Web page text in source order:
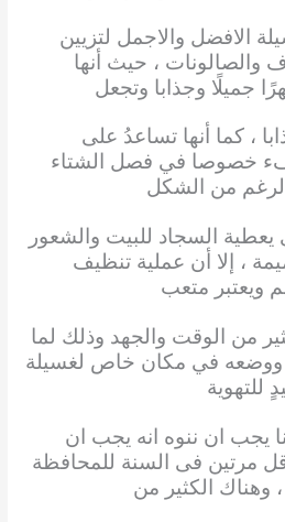
الافضل والاجمل لتزيين
والصالونات ، حيث أنها
جميلًا وجذابا وتجعل
، كما أنها تساعدُ على
خصوصا في فصل الشتاء
الرغم من الشكل
يعطية السجاد للبيت والشعور
، إلا أن عملية تنظيف
ويعتبر متعب
من الوقت والجهد وذلك لما
ووضعه في مكان خاص لغسيلة
للتهوية
يجب ان ننوه انه يجب ان
مرتين فى السنة للمحافظة
وهناك الكثير من